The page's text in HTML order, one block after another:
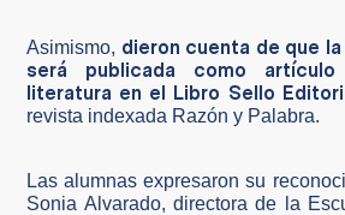
Asimismo, dieron cuenta de que
será publicada como
literatura en el Libro Sello
revista indexada Razón y Palabra.
Las alumnas expresaron su
Sonia Alvarado, directora de la